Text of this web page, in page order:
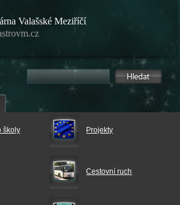
Valašské Meziříčí
školy Projekty
Cestovní ruch